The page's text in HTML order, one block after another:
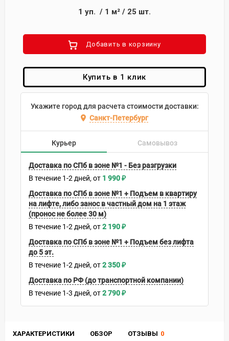
ХАРАКТЕРИСТИКИ ОБЗОР ОТЗЫВЫ 0
1 уп. / 1 м² / 25 шт.
Добавить в корзиину
Купить в 1 клик
Укажите город для расчета стоимости доставки:
Санкт-Петербург
Курьер Самовывоз
Доставка по СПб в зоне №1 - Без разгрузки
В течение 1-2 дней 1 990₽
Доставка по СПб в зоне №1 + Подъем в квартиру
на лифте, либо занос в частный дом на 1 этаж
(пронос не более 30 м)
В течение 1-2 дней 2 190₽
Доставка по СПб в зоне №1 + Подъем без лифта
до 5 эт.
В течение 1-2 дней 2 350₽
Доставка по РФ (до транспортной компании)
В течение 1-3 дней 2 790₽